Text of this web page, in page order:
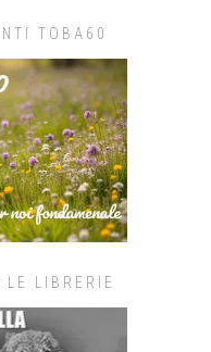
TOBA60
LIBRERIE